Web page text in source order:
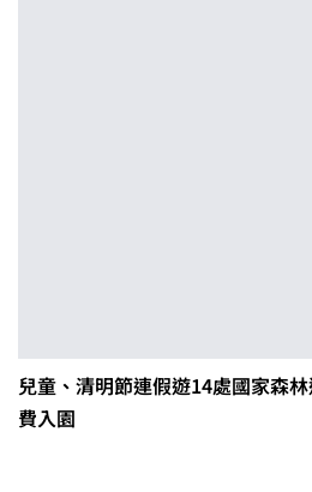
兒童、清明節連假遊14處國家森
費入園